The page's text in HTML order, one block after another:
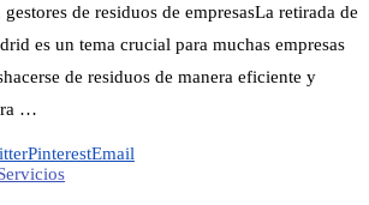
de residuos de empresasLa retirada de
es un tema crucial para muchas empresas
de residuos de manera eficiente y
…
PinterestEmail